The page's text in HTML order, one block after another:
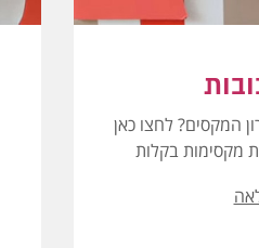
המקסים? לחצו כאן
מקסימות בקלות